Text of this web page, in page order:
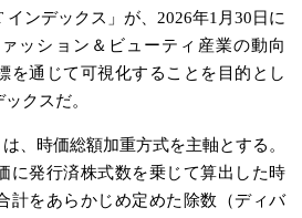
インデックス」が、2026年1月30日に
ッション＆ビューティ産業の動向
を通じて可視化することを目的とし
クスだ。
は、時価総額加重方式を主軸とする。
に発行済株式数を乗じて算出した時
計をあらかじめ定めた除数（ディバ